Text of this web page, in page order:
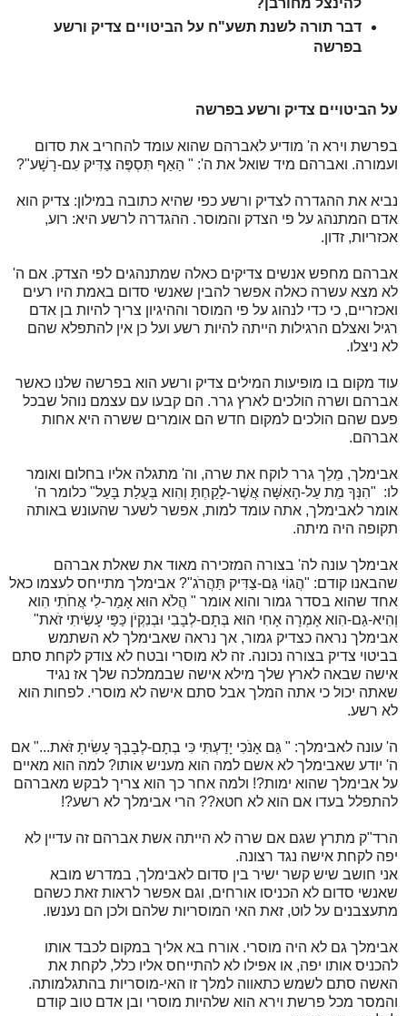
דבר תורה לשנת תשע"ח על הביטויים צדיק ורשע
בפרשה
על הביטויים צדיק ורשע בפרשה
בפרשת וירא ה' מודיע לאברהם שהוא עומד להחריב את סדום
ועמורה. ואברהם מיד שואל את ה': " הַאַף תִּסְפֶּה צַדִּיק עִם-רָשָׁע"?
נביא את ההגדרה לצדיק ורשע כפי שהיא כתובה במילון: צדיק הוא
אדם המתנהג על פי הצדק והמוסר. ההגדרה לרשע היא: רוע,
אכזריות, זדון.
אברהם מחפש אנשים צדיקים כאלה שמתנהגים לפי הצדק. אם ה'
לא מצא עשרה כאלה אפשר להבין שאנשי סדום באמת היו רעים
ואכזריים, כי כדי לנהוג על פי המוסר וההיגיון צריך להיות בן אדם
רגיל ואצלם הרגילות הייתה להיות רשע ועל כן אין להתפלא שהם
לא ניצלו.
עוד מקום בו מופיעות המילים צדיק ורשע הוא בפרשה שלנו כאשר
אברהם ושרה הולכים לארץ גרר. הם קבעו עם עצמם נוהל שבכל
פעם שהם הולכים למקום חדש הם אומרים ששרה היא אחות
אברהם.
אבימלך, מֵלֵך גרר לוקח את שרה, וה' מתגלה אליו בחלום ואומר
לו: "הִנְּךָ מֵת עַל-הָאִשָּׁה אֲשֶׁר-לָקַחְתָּ וְהִוא בְּעֻלַת בָּעַל" כלומר ה'
אומר לאבימלך, אתה עומד למות, אפשר לשער שהעונש באותה
תקופה היה מיתה.
אבימלך עונה לה' בצורה המזכירה מאוד את שאלת אברהם
שהבאנו קודם: "הֲגוֹי גַּם-צַדִּיק תַּהֲרֹג"? אבימלך מתייחס לעצמו כאל
אחד שהוא בסדר גמור והוא אומר " הֲלֹא הוּא אָמַר-לִי אֲחֹתִי הִוא
וְהִיא-גַם-הִוא אָמְרָה אָחִי הוּא בְּתָם-לְבָבִי וּבְנִקְיֹן כַּפַּי עָשִׂיתִי זֹאת"
אבימלך נראה כצדיק גמור, אך נראה שאבימלך לא השתמש
בביטוי צדיק בצורה נכונה. זה לא מוסרי ובטח לא צודק לקחת סתם
אישה שבאה לארץ שלך מילא אישה שבממלכה שלך אז נגיד
שאתה יכול כי אתה המלך אבל סתם אישה לא מוסרי. לפחות הוא
לא רשע.
ה' עונה לאבימלך: " גַּם אָנֹכִי יָדַעְתִּי כִּי בְתָם-לְבָבְךָ עָשִׂיתָ זֹּאת..." אם
ה' יודע שאבימלך לא אשם למה הוא מעניש אותו? למה הוא מאיים
על אבימלך שהוא ימות?! ולמה אחר כך הוא צריך לבקש מאברהם
להתפלל בעדו אם הוא לא חטא?? הרי אבימלך לא רשע?!
הרד"ק מתרץ שגם אם שרה לא הייתה אשת אברהם זה עדיין לא
יפה לקחת אישה נגד רצונה.
אני חושב שיש קשר ישיר בין סדום לאבימלך, במדרש מובא
שאנשי סדום לא הכניסו אורחים, וגם אפשר לראות זאת כשהם
מתעצבנים על לוט, זאת האי המוסריות שלהם ולכן הם נענשו.
אבימלך גם לא היה מוסרי. אורח בא אליך במקום לכבד אותו
להכניס אותו יפה, או אפילו לא להתייחס אליו כלל, לקחת את
האשה סתם לשמש כתאווה למלך זו האי-מוסריות בהתגלמותה.
והמסר מכל פרשת וירא הוא שלהיות מוסרי ובן אדם טוב קודם